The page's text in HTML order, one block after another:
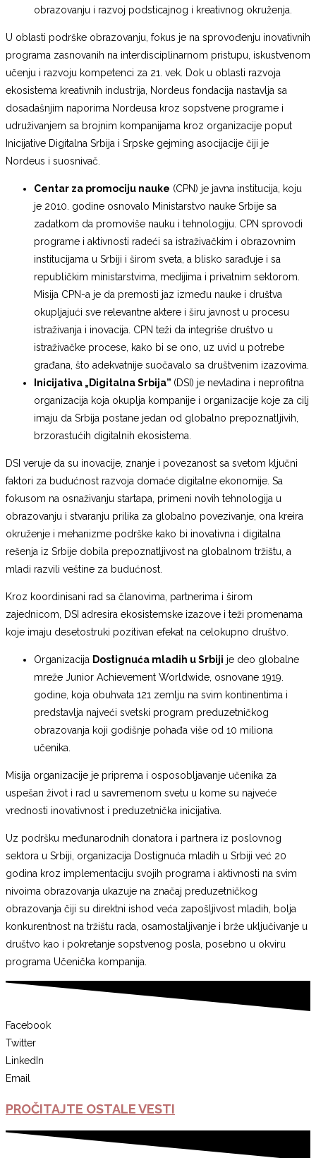
obrazovanju i razvoj podsticajnog i kreativnog okruženja.
U oblasti podrške obrazovanju, fokus je na sprovođenju inovativnih
programa zasnovanih na interdisciplinarnom pristupu, iskustvenom
učenju i razvoju kompetenci za 21. vek. Dok u oblasti razvoja
ekosistema kreativnih industrija, Nordeus fondacija nastavlja sa
dosadašnjim naporima Nordeusa kroz sopstvene programe i
udruživanjem sa brojnim kompanijama kroz organizacije poput
Inicijative Digitalna Srbija i Srpske gejming asocijacije čiji je
Nordeus i suosnivač.
Centar za promociju nauke (CPN) je javna institucija, koju
je 2010. godine osnovalo Ministarstvo nauke Srbije sa
zadatkom da promoviše nauku i tehnologiju. CPN sprovodi
programe i aktivnosti radeći sa istraživačkim i obrazovnim
institucijama u Srbiji i širom sveta, a blisko sarađuje i sa
republičkim ministarstvima, medijima i privatnim sektorom.
Misija CPN-a je da premosti jaz između nauke i društva
okupljajući sve relevantne aktere i širu javnost u procesu
istraživanja i inovacija. CPN teži da integriše društvo u
istraživačke procese, kako bi se ono, uz uvid u potrebe
građana, što adekvatnije suočavalo sa društvenim izazovima.
Inicijativa „Digitalna Srbija” (DSI) je nevladina i neprofitna
organizacija koja okuplja kompanije i organizacije koje za cilj
imaju da Srbija postane jedan od globalno prepoznatljivih,
brzorastućih digitalnih ekosistema.
DSI veruje da su inovacije, znanje i povezanost sa svetom ključni
faktori za budućnost razvoja domaće digitalne ekonomije. Sa
fokusom na osnaživanju startapa, primeni novih tehnologija u
obrazovanju i stvaranju prilika za globalno povezivanje, ona kreira
okruženje i mehanizme podrške kako bi inovativna i digitalna
rešenja iz Srbije dobila prepoznatljivost na globalnom tržištu, a
mladi razvili veštine za budućnost.
Kroz koordinisani rad sa članovima, partnerima i širom
zajednicom, DSI adresira ekosistemske izazove i teži promenama
koje imaju desetostruki pozitivan efekat na celokupno društvo.
Organizacija Dostignuća mladih u Srbiji je deo globalne
mreže Junior Achievement Worldwide, osnovane 1919.
godine, koja obuhvata 121 zemlju na svim kontinentima i
predstavlja najveći svetski program preduzetničkog
obrazovanja koji godišnje pohađa više od 10 miliona
učenika.
Misija organizacije je priprema i osposobljavanje učenika za
uspešan život i rad u savremenom svetu u kome su najveće
vrednosti inovativnost i preduzetnička inicijativa.
Uz podršku međunarodnih donatora i partnera iz poslovnog
sektora u Srbiji, organizacija Dostignuća mladih u Srbiji već 20
godina kroz implementaciju svojih programa i aktivnosti na svim
nivoima obrazovanja ukazuje na značaj preduzetničkog
obrazovanja čiji su direktni ishod veća zapošljivost mladih, bolja
konkurentnost na tržištu rada, osamostaljivanje i brže uključivanje u
društvo kao i pokretanje sopstvenog posla, posebno u okviru
programa Učenička kompanija.
Facebook
Twitter
LinkedIn
Email
PROČITAJTE OSTALEVESTI